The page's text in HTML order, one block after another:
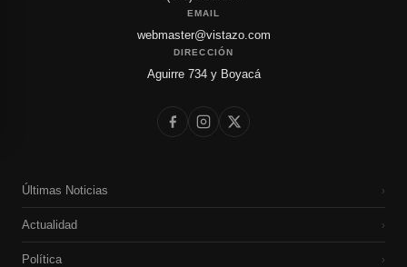
EMAIL
webmaster@vistazo.com
DIRECCIÓN
Aguirre 734 y Boyacá
Últimas Noticias ›
Actualidad ›
Política ›